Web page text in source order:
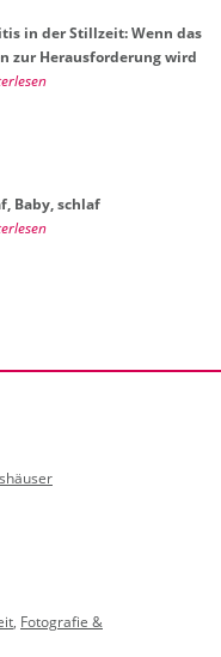
in der Still­zeit: Wenn das
zur Her­aus­for­de­rung wird
Baby, schlaf
, Fotografie &